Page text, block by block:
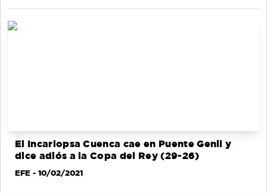
El Incarlopsa Cuenca cae en Puente Genil y
dice adiós a la Copa del Rey (29-26)
EFE - 10/02/2021